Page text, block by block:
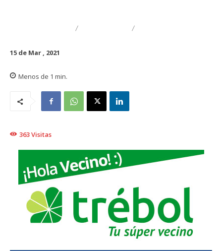
15 de Mar , 2021
Menos de 1 min.
363Visitas